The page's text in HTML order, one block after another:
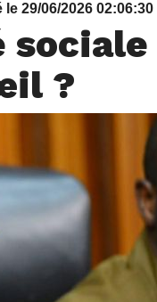
le 29/06/2026 02:06:30
sociale
?